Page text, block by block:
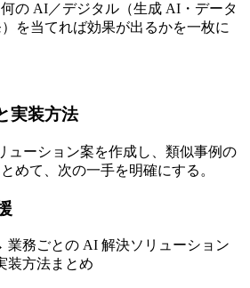
の AI／デジタル（生成 AI・データ
）を当てれば効果が出るかを一枚に
実装方法
ューション案を作成し、類似事例の
めて、次の一手を明確にする。
務ごとの AI 解決ソリューション
装方法まとめ